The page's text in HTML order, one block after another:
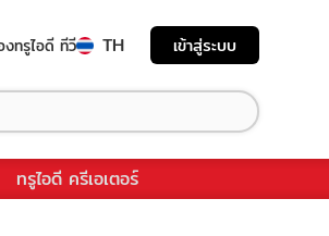
ทรูไอดี ทีวี TH เข้าสู่ระบบ
ทรูไอดี ครีเอเตอร์